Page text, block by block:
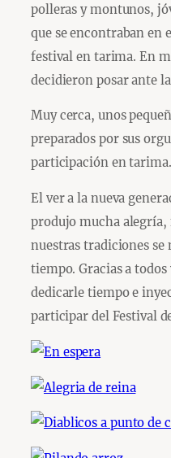
polleras y montunos,
que se encontraban en
festival en tarima. En
decidieron posar ante
Muy cerca, unos
preparados por sus
participación en tarima.
El ver a la nueva
produjo mucha alegría,
nuestras tradiciones
tiempo. Gracias a
dedicarle tiempo e
participar del Festival